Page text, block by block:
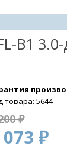
B1
товара: 5644
₽
₽